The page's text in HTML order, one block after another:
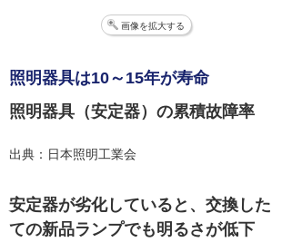
画像を拡大する
照明器具は10～15年が寿命
照明器具（安定器）の累積故障率
出典：日本照明工業会
安定器が劣化していると、交換した
ての新品ランプでも明るさが低下